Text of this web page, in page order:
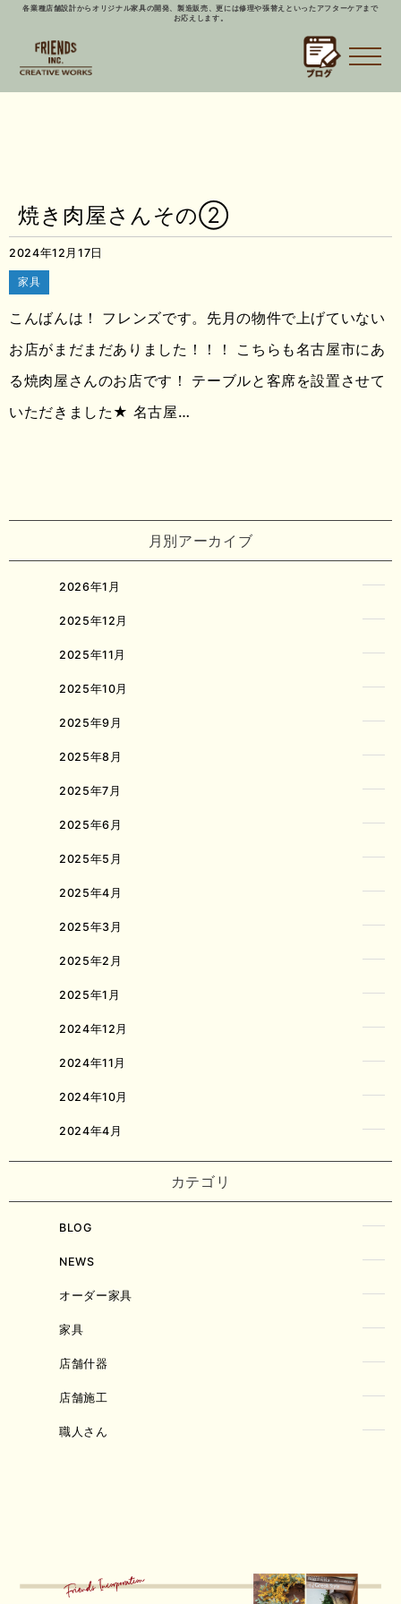
各業種店舗設計からオリジナル家具の開発、製造販売、更には修理や張替えといったアフターケアまで
お応えします。
焼き肉屋さんその②
2024年12月17日
家具
こんばんは！ フレンズです。先月の物件で上げていない
お店がまだまだありました！！！ こちらも名古屋市にあ
る焼肉屋さんのお店です！ テーブルと客席を設置させて
いただきました★ 名古屋…
月別アーカイブ
2026年1月
2025年12月
2025年11月
2025年10月
2025年9月
2025年8月
2025年7月
2025年6月
2025年5月
2025年4月
2025年3月
2025年2月
2025年1月
2024年12月
2024年11月
2024年10月
2024年4月
カテゴリ
BLOG
NEWS
オーダー家具
家具
店舗什器
店舗施工
職人さん